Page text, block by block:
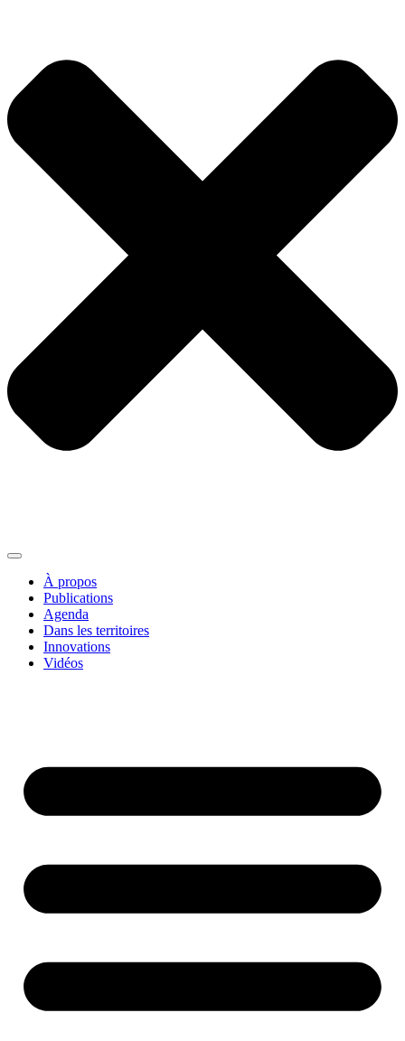
À propos
Publications
Agenda
Dans les territoires
Innovations
Vidéos